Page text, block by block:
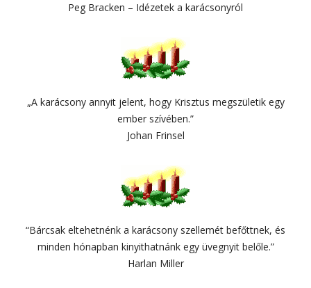
Peg Bracken – Idézetek a karácsonyról
„A karácsony annyit jelent, hogy Krisztus megszületik egy
ember szívében.”
Johan Frinsel
“Bárcsak eltehetnénk a karácsony szellemét befőttnek, és
minden hónapban kinyithatnánk egy üvegnyit belőle.”
Harlan Miller